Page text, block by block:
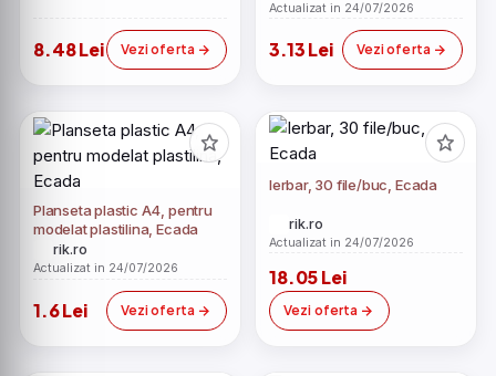
8.48 Lei Vezi oferta
Actualizat in 24/07/2026
3.13 Lei Vezi oferta
Planseta plastic A4, pentru
modelat plastilina, Ecada
rik.ro
Actualizat in 24/07/2026
1.6 Lei Vezi oferta
Ierbar, 30 file/buc, Ecada
rik.ro
Actualizat in 24/07/2026
18.05 Lei
Vezi oferta